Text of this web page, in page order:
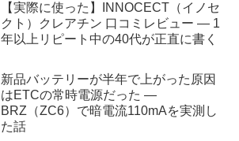
【実際に使った】INNOCECT（イノセ
クト）クレアチン 口コミレビュー — 1
年以上リピート中の40代が正直に書く
新品バッテリーが半年で上がった原因
はETCの常時電源だった —
BRZ（ZC6）で暗電流110mAを実測し
た話